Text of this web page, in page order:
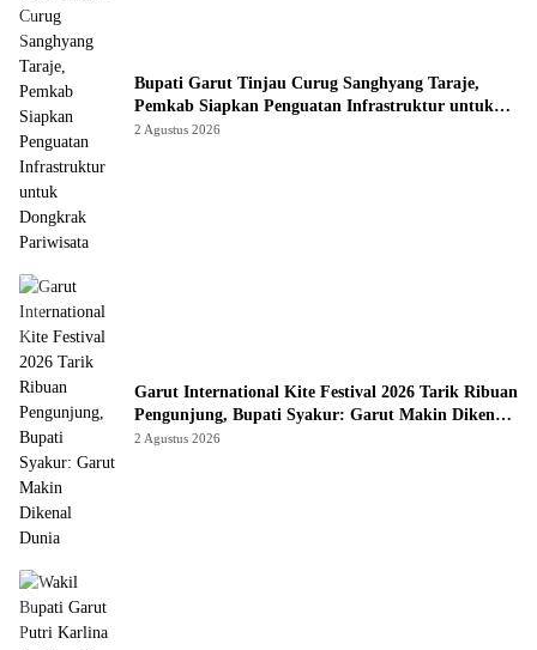
Bupati Garut Tinjau Curug Sanghyang Taraje,
Pemkab Siapkan Penguatan Infrastruktur untuk
Dongkrak Pariwisata
2 Agustus 2026
Garut International Kite Festival 2026 Tarik Ribuan
Pengunjung, Bupati Syakur: Garut Makin Dikenal
Dunia
2 Agustus 2026